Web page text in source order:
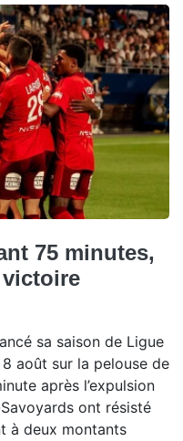
75 minutes,
victoire
sa saison de Ligue
août sur la pelouse de
après l’expulsion
ont résisté
à deux montants